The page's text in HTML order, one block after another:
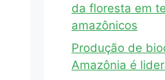
da floresta em
amazônicos
Produção de
Amazônia é